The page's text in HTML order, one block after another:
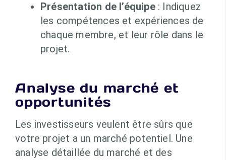
Présentation de l’équipe: Indiquez
les compétences et expériences de
chaque membre, et leur rôle dans le
projet.
Analyse du marché et
opportunités
Les investisseurs veulent être sûrs que
votre projet a un marché potentiel. Une
analyse détaillée du marché et des